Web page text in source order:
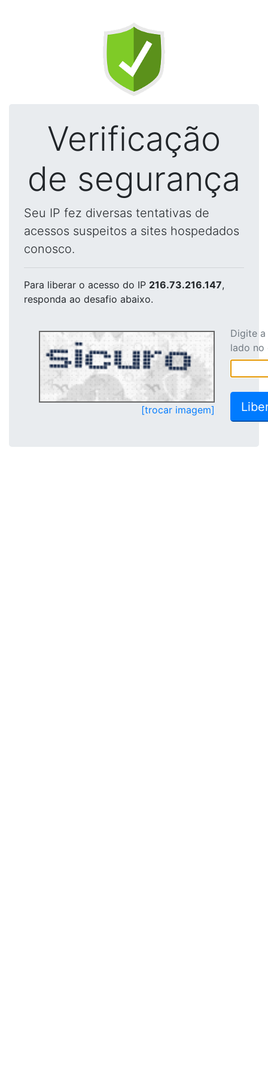
Verificação
de segurança
Seu IP fez diversas tentativas de
acessos suspeitos a sites hospedados
conosco.
Para liberar o acesso do IP 216.73.216.147,
responda ao desafio abaixo.
[trocar imagem]
Digite
lado no